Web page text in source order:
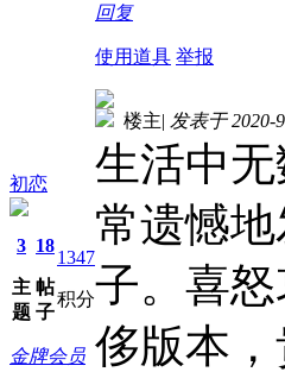
回复
使用道具 举报
初恋
3
主
题
18
帖
子
1347
积分
金牌会员
楼主| 发表于 2020-
生活中
常遗憾
子。喜
侈版本